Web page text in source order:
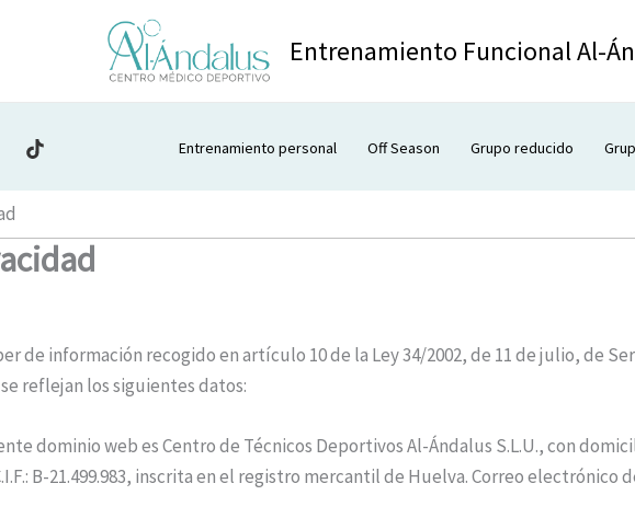
Entrenamiento Funcional Al-
Entrenamiento personal Off Season Grupo reducido
de información recogido en artículo 10 de la Ley 34/2002, de 11 de julio, de
reflejan los siguientes datos:
dominio web es Centro de Técnicos Deportivos Al-Ándalus S.L.U., con
B-21.499.983, inscrita en el registro mercantil de Huelva. Correo